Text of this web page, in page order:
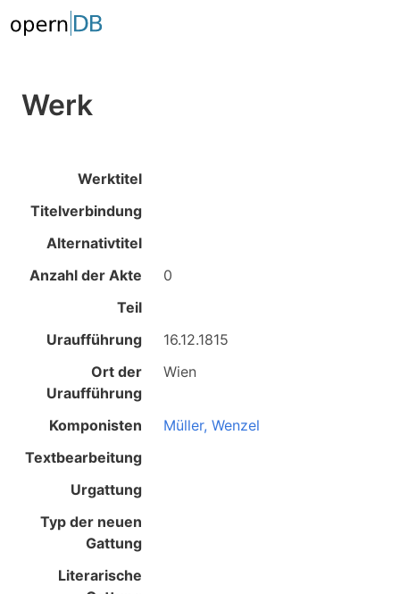
Werk
Werktitel
Titelverbindung
Alternativtitel
Anzahl der Akte
0
Teil
Uraufführung
16.12.1815
Ort der
Uraufführung
Wien
Komponisten
Müller, Wenzel
Textbearbeitung
Urgattung
Typ der neuen
Gattung
Literarische